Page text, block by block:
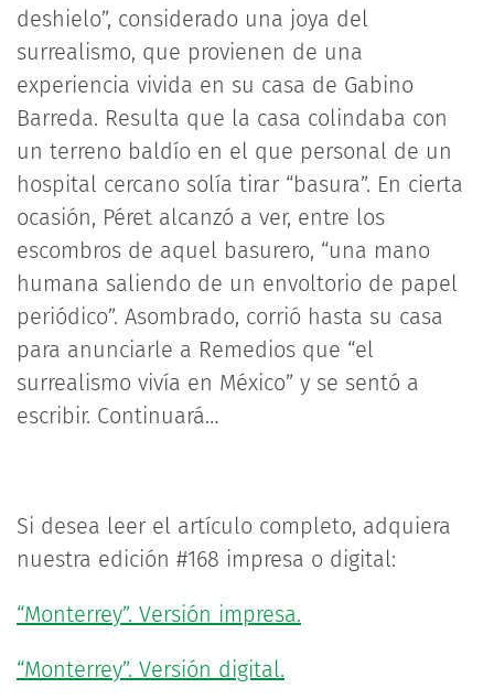
deshielo”, considerado una joya del
surrealismo, que provienen de una
experiencia vivida en su casa de Gabino
Barreda. Resulta que la casa colindaba con
un terreno baldío en el que personal de un
hospital cercano solía tirar “basura”. En cierta
ocasión, Péret alcanzó a ver, entre los
escombros de aquel basurero, “una mano
humana saliendo de un envoltorio de papel
periódico”. Asombrado, corrió hasta su casa
para anunciarle a Remedios que “el
surrealismo vivía en México” y se sentó a
escribir. Continuará…
Si desea leer el artículo completo, adquiera
nuestra edición #168 impresa o digital:
“Monterrey”. Versión impresa.
“Monterrey”. Versión digital.